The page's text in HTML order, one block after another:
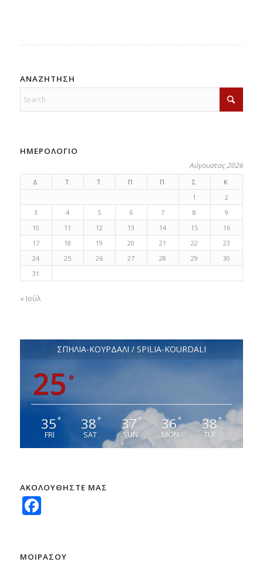
ΑΝΑΖΗΤΗΣΗ
ΗΜΕΡΟΛΟΓΙΟ
Αύγουστος 2026
Δ Τ Τ Π Π Σ
Κ
1
2
3
4 5 6 7 8
9
10
11 12 13 14 15
16
17
18 19 20 21 22
23
24
25 26 27 28 29
30
31
« Ιούλ
ΣΠΗΛΙΑ-ΚΟΥΡΔΑΛΙ / SPILIA-KOURDALI
25 °
35°
FRI
38°
SAT
37°
SUN
36°
MON
38°
TUE
ΑΚΟΛΟΥΘΗΣΤΕ ΜΑΣ
Facebook
ΜΟΙΡΑΣΟΥ